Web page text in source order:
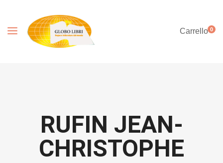
Carrello0
RUFIN JEAN-
CHRISTOPHE